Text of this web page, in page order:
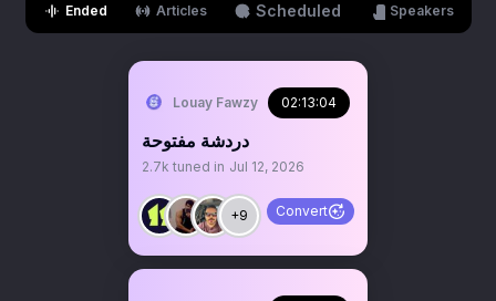
Ended Articles Scheduled Speakers
Louay Fawzy 02:13:04
‏دردشة مفتوحة
2.7k tuned in Jul 12, 2026
+9 Convert